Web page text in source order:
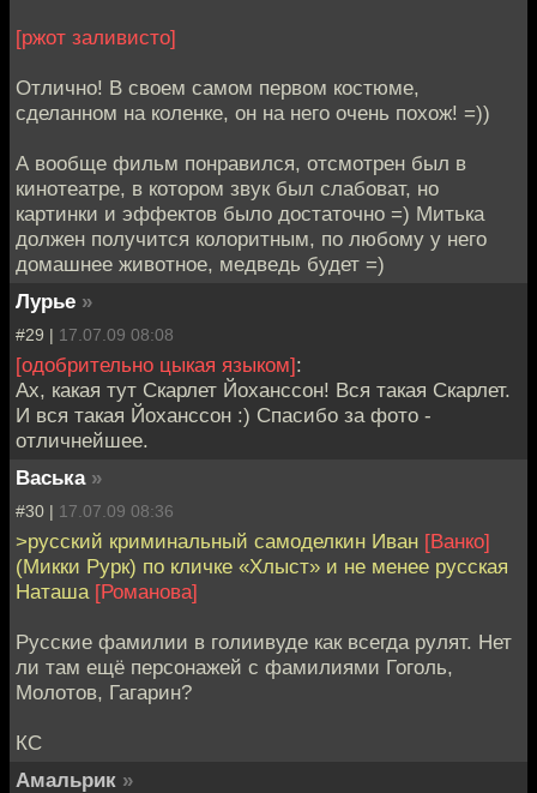
[ржот заливисто]
Отлично! В своем самом первом костюме,
сделанном на коленке, он на него очень похож! =))
А вообще фильм понравился, отсмотрен был в
кинотеатре, в котором звук был слабоват, но
картинки и эффектов было достаточно =) Митька
должен получится колоритным, по любому у него
домашнее животное, медведь будет =)
Лурье »
#29 | 17.07.09 08:08
[одобрительно цыкая языком]:
Ах, какая тут Скарлет Йоханссон! Вся такая Скарлет.
И вся такая Йоханссон :) Спасибо за фото -
отличнейшее.
Васька »
#30 | 17.07.09 08:36
>русский криминальный самоделкин Иван [Ванко]
(Микки Рурк) по кличке «Хлыст» и не менее русская
Наташа [Романова]
Русские фамилии в голиивуде как всегда рулят. Нет
ли там ещё персонажей с фамилиями Гоголь,
Молотов, Гагарин?
КС
Амальрик »